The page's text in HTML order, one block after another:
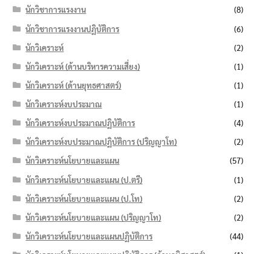
นักวิชาการแรงงาน
(8)
นักวิชาการแรงงานปฏิบัติการ
(6)
นักวิเคราะห์
(2)
นักวิเคราะห์ (ด้านบริหารความเสี่ยง)
(1)
นักวิเคราะห์ (ด้านยุทธศาสตร์)
(1)
นักวิเคราะห์งบประมาณ
(1)
นักวิเคราะห์งบประมาณปฏิบัติการ
(4)
นักวิเคราะห์งบประมาณปฏิบัติการ (ปริญญาโท)
(2)
นักวิเคราะห์นโยบายและแผน
(57)
นักวิเคราะห์นโยบายและแผน (ป.ตรี)
(1)
นักวิเคราะห์นโยบายและแผน (ป.โท)
(2)
นักวิเคราะห์นโยบายและแผน (ปริญญาโท)
(2)
นักวิเคราะห์นโยบายและแผนปฏิบัติการ
(44)